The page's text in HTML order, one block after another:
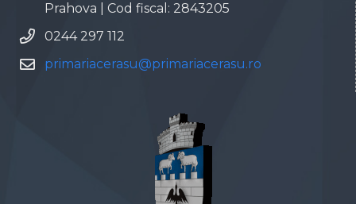
Prahova | Cod fiscal: 2843205
0244 297 112
primariacerasu@primariacerasu.ro